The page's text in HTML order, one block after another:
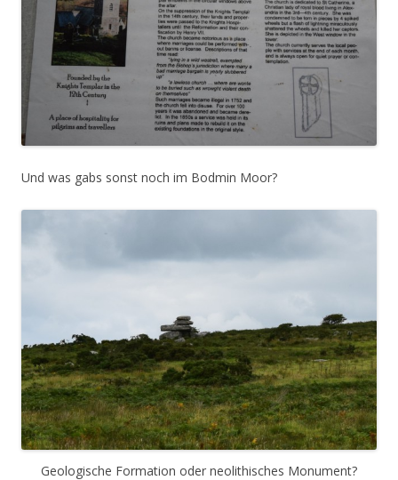
Und was gabs sonst noch im Bodmin Moor?
Geologische Formation oder neolithisches Monument?